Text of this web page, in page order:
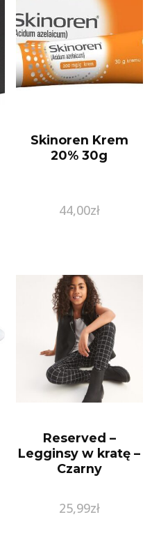
Skinoren Krem
20% 30g
44,00zł
Reserved –
Legginsy w kratę –
Czarny
25,99zł